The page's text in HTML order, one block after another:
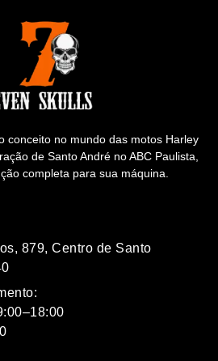
conceito no mundo das motos Harley
de Santo André no ABC Paulista,
completa para sua máquina.
879, Centro de Santo